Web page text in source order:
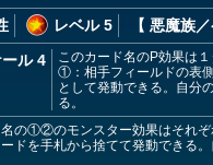
レベル 5 【 悪魔族
ル 4
このカード名のP効果は
①：相手フィールドの表
として発動できる。自分
る。
名の①②のモンスター効果はそれぞ
ドを手札から捨てて発動できる